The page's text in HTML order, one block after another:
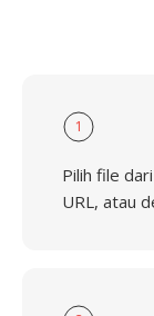
1
Pilih file
URL, atau